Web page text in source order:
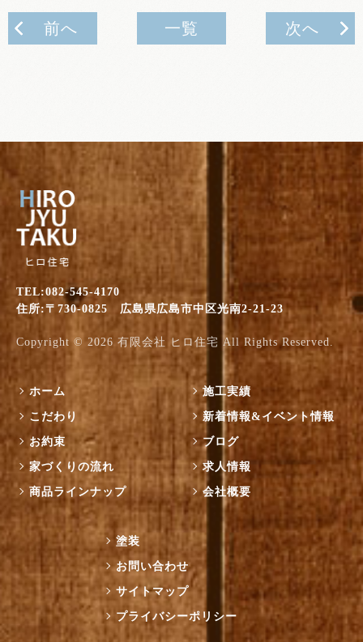
前へ 一覧 次へ
TEL:082-545-4170
住所:〒730-0825 広島県広島市中区光南2-21-23
Copyright © 2026 有限会社 ヒロ住宅 All Rights Reserved.
ホーム
こだわり
お約束
家づくりの流れ
商品ラインナップ
施工実績
新着情報&イベント情報
ブログ
求人情報
会社概要
塗装
お問い合わせ
サイトマップ
プライバシーポリシー